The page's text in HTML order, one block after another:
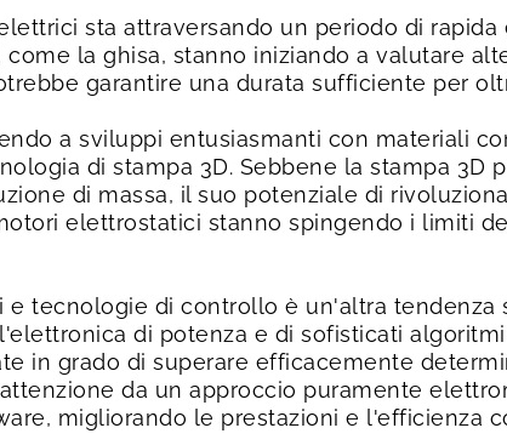
sta attraversando un periodo di
la ghisa, stanno iniziando a valutare
garantire una durata sufficiente per
a sviluppi entusiasmanti con materiali
di stampa 3D. Sebbene la stampa
di massa, il suo potenziale di
elettrostatici stanno spingendo i limiti
e tecnologie di controllo è un'altra tendenza
di potenza e di sofisticati
in grado di superare efficacemente
da un approccio puramente
migliorando le prestazioni e l'efficienza